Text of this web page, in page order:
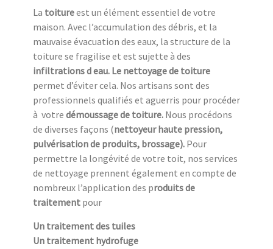
La toitureest un élément essentiel de votre
maison. Avec l’accumulation des débris, et la
mauvaise évacuation des eaux, la structure de la
toiture se fragilise et est sujette à des
infiltrations d eau. Le nettoyage de toiture
permet d’éviter cela. Nos artisans sont des
professionnels qualifiés et aguerris pour procéder
à votre démoussage de toiture. Nous procédons
de diverses façons (nettoyeur haute pression,
pulvérisation de produits, brossage). Pour
permettre la longévité de votre toit, nos services
de nettoyage prennent également en compte de
nombreux l’application des produits de
traitement pour
Un traitement des tuiles
Un traitement hydrofuge